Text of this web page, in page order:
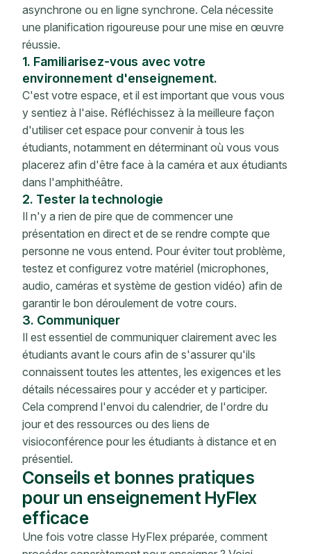
asynchrone ou en ligne synchrone. Cela nécessite
une planification rigoureuse pour une mise en œuvre
réussie.
1. Familiarisez-vous avec votre
environnement d'enseignement.
C'est votre espace, et il est important que vous vous
y sentiez à l'aise. Réfléchissez à la meilleure façon
d'utiliser cet espace pour convenir à tous les
étudiants, notamment en déterminant où vous vous
placerez afin d'être face à la caméra et aux étudiants
dans l'amphithéâtre.
2. Tester la technologie
Il n'y a rien de pire que de commencer une
présentation en direct et de se rendre compte que
personne ne vous entend. Pour éviter tout problème,
testez et configurez votre matériel (microphones,
audio, caméras et système de gestion vidéo) afin de
garantir le bon déroulement de votre cours.
3. Communiquer
Il est essentiel de communiquer clairement avec les
étudiants avant le cours afin de s'assurer qu'ils
connaissent toutes les attentes, les exigences et les
détails nécessaires pour y accéder et y participer.
Cela comprend l'envoi du calendrier, de l'ordre du
jour et des ressources ou des liens de
visioconférence pour les étudiants à distance et en
présentiel.
Conseils et bonnes pratiques
pour un enseignement HyFlex
efficace
Une fois votre classe HyFlex préparée, comment